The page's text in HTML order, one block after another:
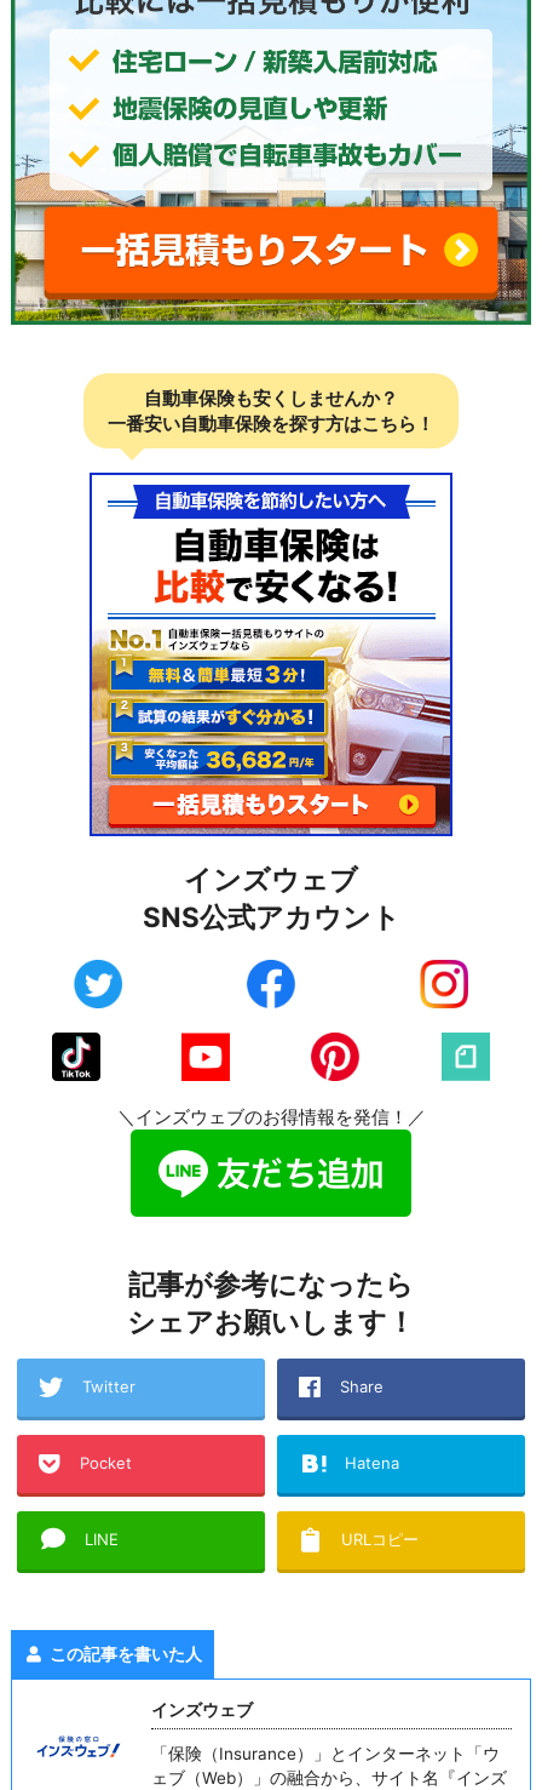
自動車保険も安くしませんか？
一番安い自動車保険を探す方はこちら！
インズウェブ
SNS公式アカウント
＼インズウェブのお得情報を発信！／
記事が参考になったら
シェアお願いします！
Twitter Share
Pocket Hatena
LINE URLコピー
この記事を書いた人
インズウェブ
「保険（Insurance）」とインターネット「ウ
ェブ（Web）」の融合から、サイト名『インズ